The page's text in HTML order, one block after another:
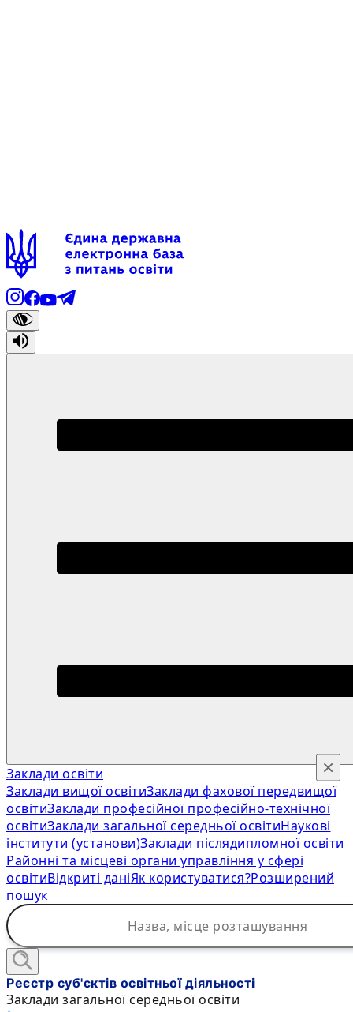
Заклади освіти
Заклади вищої освітиЗаклади фахової передвищої
освітиЗаклади професійної професійно-технічної
освітиЗаклади загальної середньої освітиНаукові
інститути (установи)Заклади післядипломної освіти
Районні та місцеві органи управління у сфері
освітиВідкриті даніЯк користуватися?Розширений
пошук
×
Реєстр суб'єктів освітньої діяльності
Заклади загальної середньої освіти